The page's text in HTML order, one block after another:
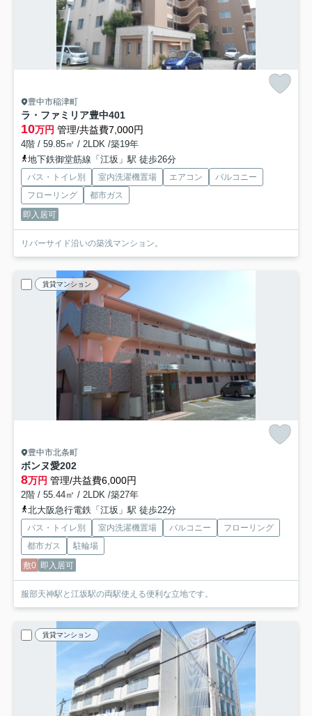
豊中市稲津町
ラ・ファミリア豊中401
10万円 管理/共益費7,000円
4階 / 59.85㎡ / 2LDK /築19年
地下鉄御堂筋線「江坂」駅 徒歩26分
バス・トイレ別 室内洗濯機置場 エアコン
バルコニー
フローリング
都市ガス
即入居可
リバーサイド沿いの築浅マンション。
賃貸マンション
豊中市北条町
ボンヌ愛202
8万円 管理/共益費6,000円
2階 / 55.44㎡ / 2LDK /築27年
北大阪急行電鉄「江坂」駅 徒歩22分
バス・トイレ別 室内洗濯機置場 バルコニー
フローリング
都市ガス
駐輪場
敷0 即入居可
服部天神駅と江坂駅の両駅使える便利な立地です。
賃貸マンション